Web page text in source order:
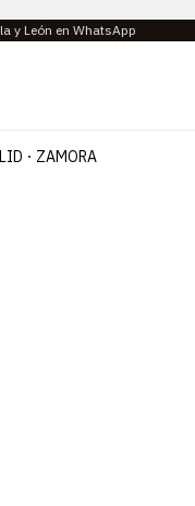
y León en WhatsApp
ZAMORA